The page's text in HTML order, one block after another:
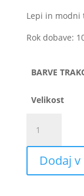
Lepi in modni
Rok dobave:
BARVE
Velikost
trak
-
Turban
s
Dodaj